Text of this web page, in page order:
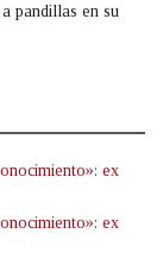
pandillas en su
ex
ex